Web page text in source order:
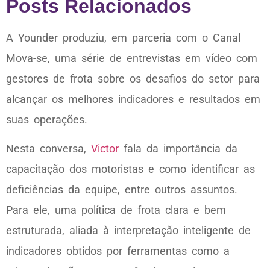
Posts Relacionados
A Younder produziu, em parceria com o Canal
Mova-se, uma série de entrevistas em vídeo com
gestores de frota sobre os desafios do setor para
alcançar os melhores indicadores e resultados em
suas operações.
Nesta conversa, Victor fala da importância da
capacitação dos motoristas e como identificar as
deficiências da equipe, entre outros assuntos.
Para ele, uma política de frota clara e bem
estruturada, aliada à interpretação inteligente de
indicadores obtidos por ferramentas como a